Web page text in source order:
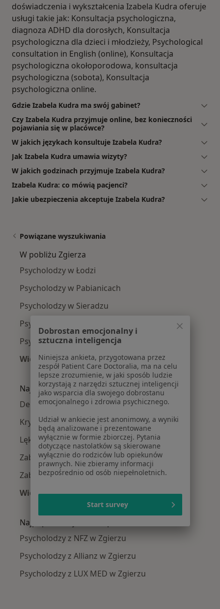
doświadczenia i wykształcenia Izabela Kudra oferuje
usługi takie jak: Konsultacja psychologiczna,
diagnoza ADHD dla dorosłych, Konsultacja
psychologiczna dla dzieci i młodzieży, Psychological
consultation in English (online), Konsultacja
psychologiczna okołoporodowa, konsultacja
psychologiczna (sobota), Konsultacja
psychologiczna online.
Gdzie Izabela Kudra ma swój gabinet?
Czy Izabela Kudra przyjmuje online, bez konieczności
pojawiania się w placówce?
W jakich językach konsultuje Izabela Kudra?
Jak Izabela Kudra umawia wizyty?
W jakich godzinach przyjmuje Izabela Kudra?
Izabela Kudra: co mówią pacjenci?
Jakie ubezpieczenia akceptuje Izabela Kudra?
Powiązane wyszukiwania
W pobliżu Zgierza
Psycholodzy w Łodzi
Psycholodzy w Pabianicach
Psycholodzy w Sieradzu
Psycholodzy w Kutnie
Psycholodzy w Zduńskiej Woli
Więcej (14)
Więcej w kategorii: W pobliżu Zgierza
Najczęście leczone choroby
Depresja w Zgierzu
Kryzys emocjonalny w Zgierzu
Lęki w Zgierzu
Zaburzenia nastroju w Zgierzu
Zaburzenia emocjonalne w Zgierzu
Więcej (15)
Więcej w kategorii: Najczęście leczone
Najpopularniejsze ubezpieczenia
Psycholodzy z NFZ w Zgierzu
Psycholodzy z Allianz w Zgierzu
Psycholodzy z LUX MED w Zgierzu
Dobrostan emocjonalny i
sztuczna inteligencja
Niniejsza ankieta, przygotowana przez
zespół Patient Care Doctoralia, ma na celu
lepsze zrozumienie, w jaki sposób ludzie
korzystają z narzędzi sztucznej inteligencji
jako wsparcia dla swojego dobrostanu
emocjonalnego i zdrowia psychicznego.
Udział w ankiecie jest anonimowy, a wyniki
będą analizowane i prezentowane
wyłącznie w formie zbiorczej. Pytania
dotyczące nastolatków są skierowane
wyłącznie do rodziców lub opiekunów
prawnych. Nie zbieramy informacji
bezpośrednio od osób niepełnoletnich.
Start survey